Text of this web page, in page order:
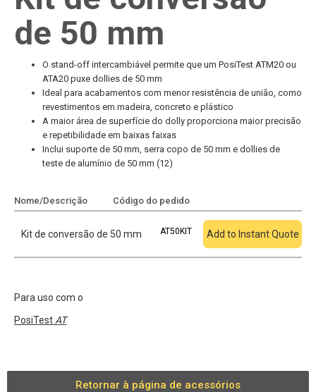
de 50 mm
O stand-off intercambiável permite que um PosiTest ATM20 ou
ATA20 puxe dollies de 50 mm
Ideal para acabamentos com menor resistência de união, como
revestimentos em madeira, concreto e plástico
A maior área de superfície do dolly proporciona maior precisão
e repetibilidade em baixas faixas
Inclui suporte de 50 mm, serra copo de 50 mm e dollies de
teste de alumínio de 50 mm (12)
Nome/Descrição Código do pedido
Kit de conversão de 50 mm AT50KIT Add to Instant Quote
Para uso com o
PosiTest AT
Retornar à página de acessórios